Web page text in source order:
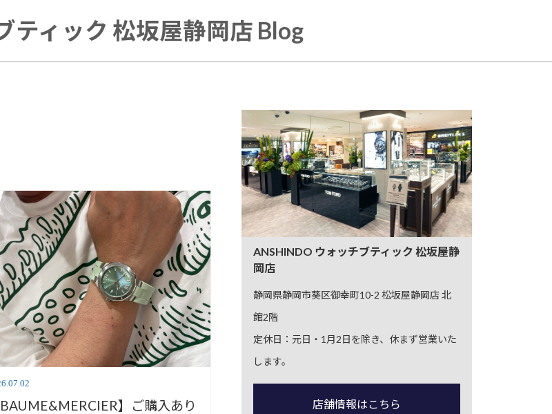
ティック 松坂屋静岡店 Blog
BAUME&MERCIER】ご購入あり
ANSHINDO ウォッチブティック 松坂屋静
岡店
静岡県静岡市葵区御幸町10-2 松坂屋静岡店 北
館2階
定休日：元日・1月2日を除き、休まず営業いた
します。
店舗情報はこちら